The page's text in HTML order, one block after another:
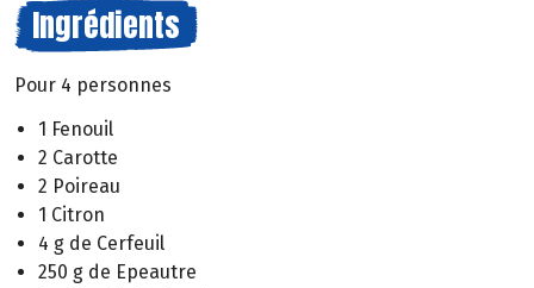
Ingrédients
Pour 4 personnes
1 Fenouil
2 Carotte
2 Poireau
1 Citron
4 g de Cerfeuil
250 g de Epeautre